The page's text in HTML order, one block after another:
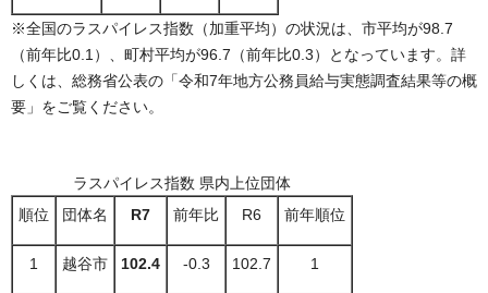
※全国のラスパイレス指数（加重平均）の状況は、市平均が98.7
（前年比0.1）、町村平均が96.7（前年比0.3）となっています。詳
しくは、総務省公表の「令和7年地方公務員給与実態調査結果等の概
要」をご覧ください。
ラスパイレス指数 県内上位団体
順位
団体名 R7 前年比 R6 前年順位
1 越谷市 102.4 -0.3 102.7 1